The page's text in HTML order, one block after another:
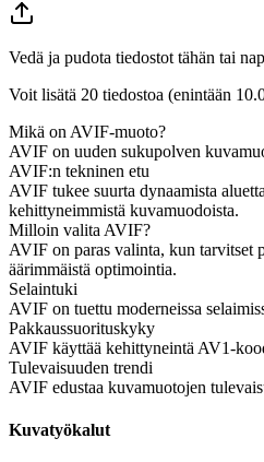
Vedä ja pudota tiedostot tähän tai
Voit lisätä 20 tiedostoa (enintään
Mikä on AVIF-muoto?
AVIF on uuden sukupolven
AVIF:n tekninen etu
AVIF tukee suurta dynaamista
kehittyneimmistä kuvamuodoista.
Milloin valita AVIF?
AVIF on paras valinta, kun tarvitset
äärimmäistä optimointia.
Selaintuki
AVIF on tuettu moderneissa
Pakkaussuorituskyky
AVIF käyttää kehittyneintä AV1-
Tulevaisuuden trendi
AVIF edustaa kuvamuotojen
Kuvatyökalut